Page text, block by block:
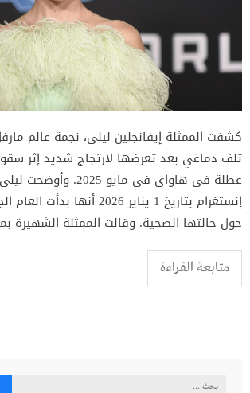
كشفت الممثلة إيفانجلين ليلي، نجمة عالم
تلف دماغي بعد تعرضها لارتجاج شديد إثر
عطلة في هاواي في مايو
إنستغرام بتاريخ 1 يناير 2026
حول حالتها الصحية. وقالت الممثلة الشهيرة
متابعة القراءة
البحث